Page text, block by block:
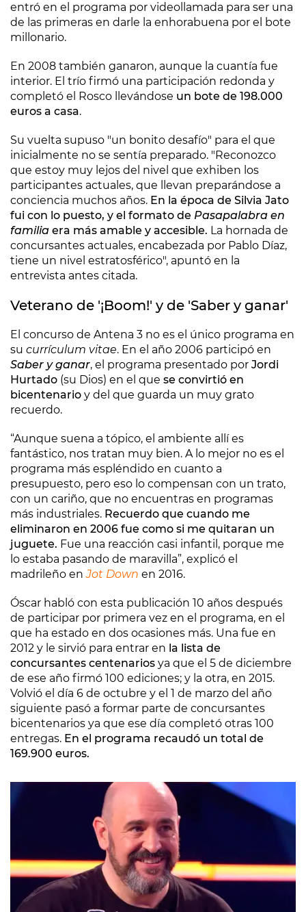
entró en el programa por videollamada para ser una
de las primeras en darle la enhorabuena por el bote
millonario.
En 2008 también ganaron, aunque la cuantía fue
interior. El trío firmó una participación redonda y
completó el Rosco llevándose un bote de 198.000
euros a casa.
Su vuelta supuso "un bonito desafío" para el que
inicialmente no se sentía preparado. "Reconozco
que estoy muy lejos del nivel que exhiben los
participantes actuales, que llevan preparándose a
conciencia muchos años. En la época de Silvia Jato
fui con lo puesto, y el formato de Pasapalabra en
familia era más amable y accesible. La hornada de
concursantes actuales, encabezada por Pablo Díaz,
tiene un nivel estratosférico", apuntó en la
entrevista antes citada.
Veterano de '¡Boom!' y de 'Saber y ganar'
El concurso de Antena 3 no es el único programa en
su currículum vitae. En el año 2006 participó en
Saber y ganar, el programa presentado por Jordi
Hurtado (su Dios) en el que se convirtió en
bicentenario y del que guarda un muy grato
recuerdo.
“Aunque suena a tópico, el ambiente allí es
fantástico, nos tratan muy bien. A lo mejor no es el
programa más espléndido en cuanto a
presupuesto, pero eso lo compensan con un trato,
con un cariño, que no encuentras en programas
más industriales. Recuerdo que cuando me
eliminaron en 2006 fue como si me quitaran un
juguete. Fue una reacción casi infantil, porque me
lo estaba pasando de maravilla”, explicó el
madrileño enJot Down en 2016.
Óscar habló con esta publicación 10 años después
de participar por primera vez en el programa, en el
que ha estado en dos ocasiones más. Una fue en
2012 y le sirvió para entrar en la lista de
concursantes centenarios ya que el 5 de diciembre
de ese año firmó 100 ediciones; y la otra, en 2015.
Volvió el día 6 de octubre y el 1 de marzo del año
siguiente pasó a formar parte de concursantes
bicentenarios ya que ese día completó otras 100
entregas. En el programa recaudó un total de
169.900 euros.